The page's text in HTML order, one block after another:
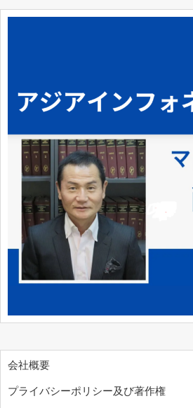
会社概要
プライバシーポリシー及び著作権